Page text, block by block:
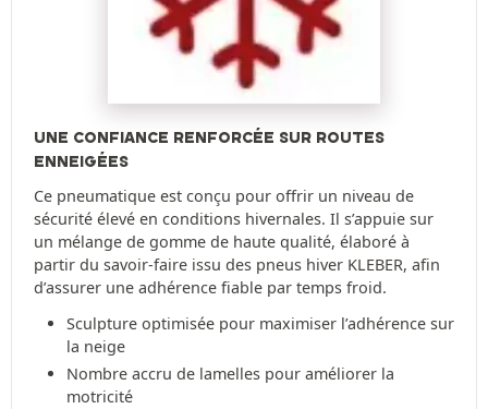
UNE CONFIANCE RENFORCÉE SUR ROUTES
ENNEIGÉES
Ce pneumatique est conçu pour offrir un niveau de
sécurité élevé en conditions hivernales. Il s’appuie sur
un mélange de gomme de haute qualité, élaboré à
partir du savoir-faire issu des pneus hiver KLEBER, afin
d’assurer une adhérence fiable par temps froid.
Sculpture optimisée pour maximiser l’adhérence sur
la neige
Nombre accru de lamelles pour améliorer la
motricité